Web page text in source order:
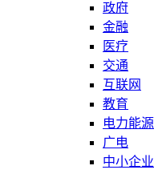
政府
金融
医疗
交通
互联网
教育
电力能源
广电
中小企业